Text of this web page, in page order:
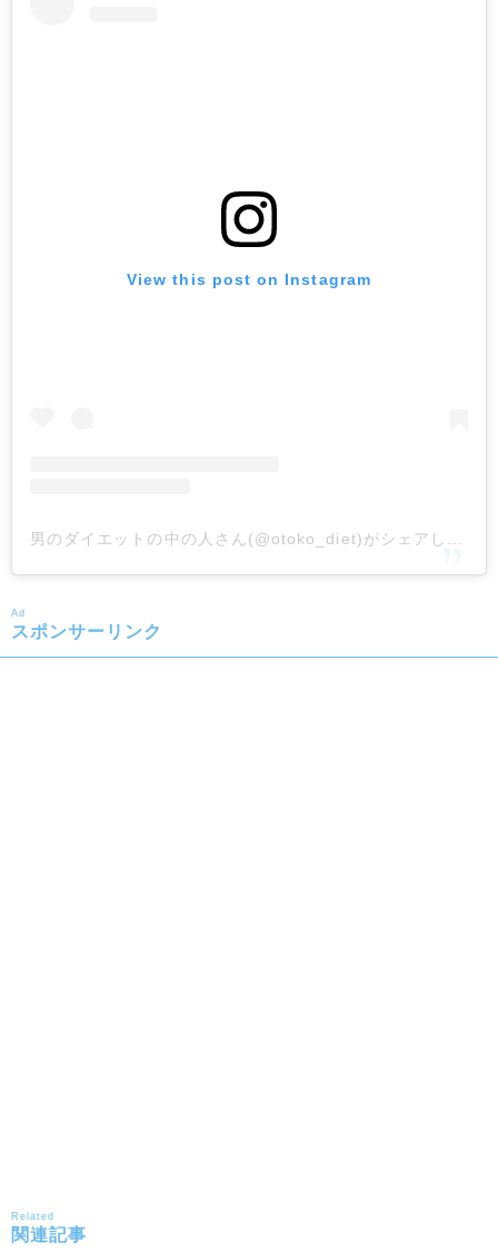
View this post on Instagram
男のダイエットの中の人さん(@otoko_diet)がシェアした投稿
Ad
スポンサーリンク
Related
関連記事